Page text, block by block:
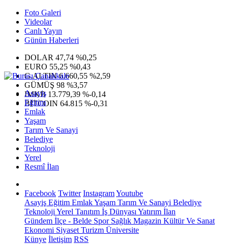
Foto Galeri
Videolar
Canlı Yayın
Günün Haberleri
DOLAR 47,74 %0,25
EURO 55,25 %0,43
G.ALTIN6.660,55 %2,59
GÜMÜŞ 98 %3,57
IMKB 13.779,39 %-0,14
BITCOIN 64.815 %-0,31
Asayiş
Eğitim
Emlak
Yaşam
Tarım Ve Sanayi
Belediye
Teknoloji
Yerel
Resmî İlan
Facebook Twitter InstagramYoutube
Asayiş Eğitim EmlakYaşam Tarım Ve Sanayi Belediye
Teknoloji Yerel Tanıtım İş Dünyası Yatırım İlan
Gündem İlçe - Belde SporSağlık Magazin Kültür Ve Sanat
Ekonomi Siyaset Turizm Üniversite
Künye İletişim RSS